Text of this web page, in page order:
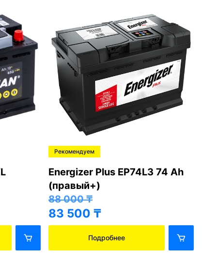
Рекомендуем
Energizer Plus EP74L3 74 Ah
(правый+)
88 000₸
83 500 ₸
Подробнее